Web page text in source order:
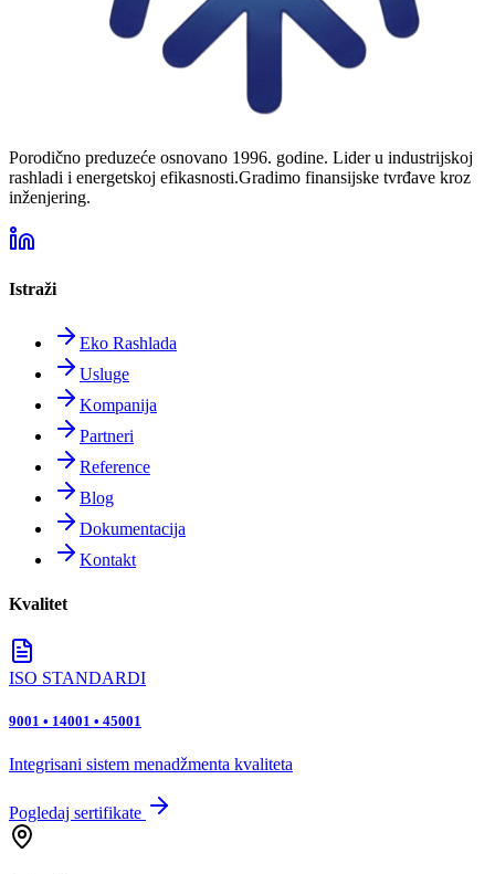
Porodično preduzeće osnovano 1996. godine. Lider u industrijskoj
rashladi i energetskoj efikasnosti.Gradimo finansijske tvrđave kroz
inženjering.
Istraži
Eko Rashlada
Usluge
Kompanija
Partneri
Reference
Blog
Dokumentacija
Kontakt
Kvalitet
ISO STANDARDI
9001 • 14001 • 45001
Integrisani sistem menadžmenta kvaliteta
Pogledaj sertifikate